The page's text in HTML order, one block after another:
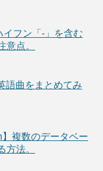
イフン「-」を含む
意点。
語曲をまとめてみ
】複数のデータベー
方法。